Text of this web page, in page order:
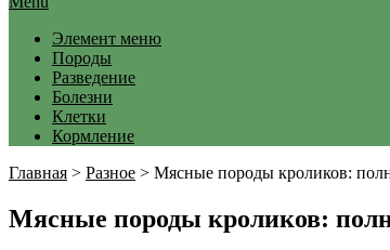
Элемент меню
Породы
Разведение
Болезни
Клетки
Кормление
Главная > Разное > Мясные породы кроликов:
Мясные породы кроликов: